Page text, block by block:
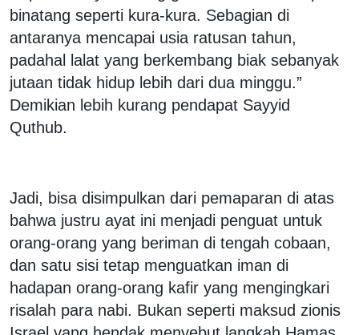
binatang seperti kura-kura. Sebagian di
antaranya mencapai usia ratusan tahun,
padahal lalat yang berkembang biak sebanyak
jutaan tidak hidup lebih dari dua minggu.”
Demikian lebih kurang pendapat Sayyid
Quthub.
Jadi, bisa disimpulkan dari pemaparan di atas
bahwa justru ayat ini menjadi penguat untuk
orang-orang yang beriman di tengah cobaan,
dan satu sisi tetap menguatkan iman di
hadapan orang-orang kafir yang mengingkari
risalah para nabi. Bukan seperti maksud zionis